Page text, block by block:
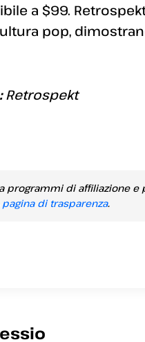
a $99.
pop,
Retrospekt
programmi di affiliazione
di trasparenza.